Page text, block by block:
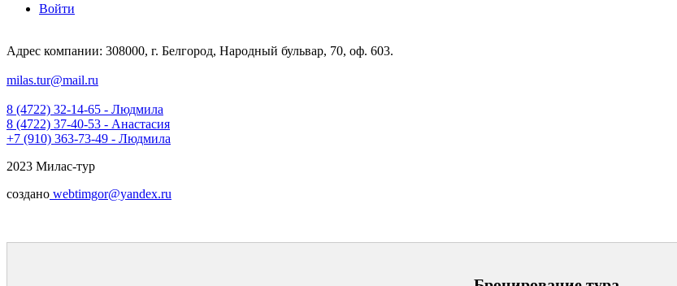
Войти
Адрес компании: 308000, г. Белгород, Народный бульвар, 70, оф. 603.
milas.tur@mail.ru
8 (4722) 32-14-65 - Людмила
8 (4722) 37-40-53 - Анастасия
+7 (910) 363-73-49 - Людмила
2023 Милас-тур
создано webtimgor@yandex.ru